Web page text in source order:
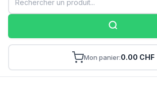
Mon panier 0.00 CHF